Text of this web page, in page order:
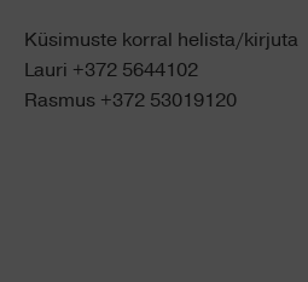
Küsimuste korral helista/kirjuta
Lauri +372 5644102
Rasmus +372 53019120